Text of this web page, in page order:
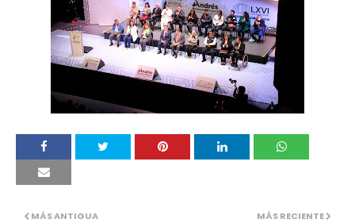
MÁS RECIENTE
MÁS ANTIGUA